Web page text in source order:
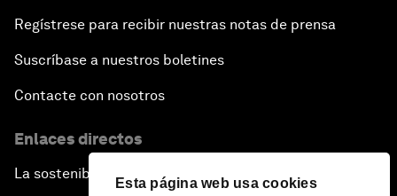
Esta página web usa cookies
Regístrese para recibir nuestras notas de prensa
Suscríbase a nuestros boletines
Contacte con nosotros
Enlaces directos
La sostenibilidad en el Foro